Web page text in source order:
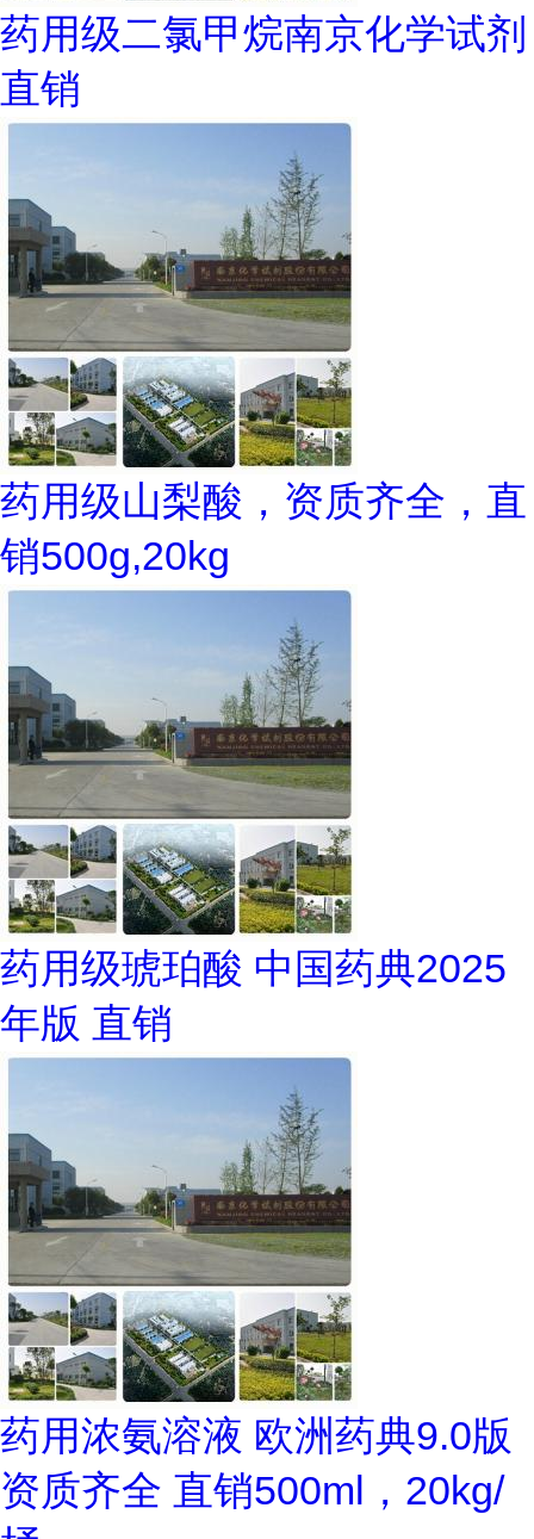
药用级二氯甲烷南京化学试剂
直销
药用级山梨酸，资质齐全，直
销500g,20kg
药用级琥珀酸 中国药典2025
年版 直销
药用浓氨溶液 欧洲药典9.0版
资质齐全 直销500ml，20kg/